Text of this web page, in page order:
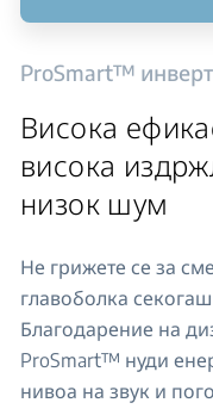
ProSmart™
Висока
висока
низок шум
Не грижете се за
главоболка
Благодарение на
ProSmart™ нуди
нивоа на звук и